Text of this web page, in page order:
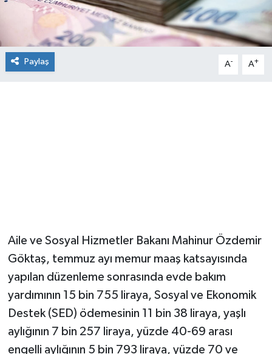
Paylaş A- A+
Aile ve Sosyal Hizmetler Bakanı Mahinur Özdemir
Göktaş, temmuz ayı memur maaş katsayısında
yapılan düzenleme sonrasında evde bakım
yardımının 15 bin 755 liraya, Sosyal ve Ekonomik
Destek (SED) ödemesinin 11 bin 38 liraya, yaşlı
aylığının 7 bin 257 liraya, yüzde 40-69 arası
engelli aylığının 5 bin 793 liraya, yüzde 70 ve